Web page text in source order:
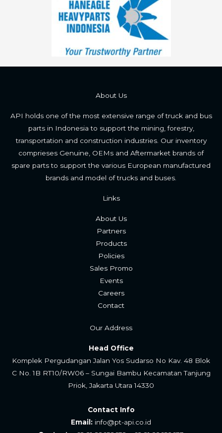
About Us
API holds one of the most extensive range of truck and bus
parts in Indonesia to support the mining, forestry,
transportation and construction industries. Our inventory
comprieses Genuine, OEMs and Aftermarket brands of
spare parts to support the various European manufactured
brands and model of trucks and buses.
Links
About Us
Partners
Products
Policies
Sales Promo
Events
Careers
Contact
Our Address
Head Office
Komplek Pergudangan Jalan Yos Sudarso No Kav. 48 Blok
C No. 1B RT10/RW06 – Sungai Bambu Kecamatan Tanjung
Priok, Jakarta Utara 14330
Contact Info
Email: info@pt-api.co.id